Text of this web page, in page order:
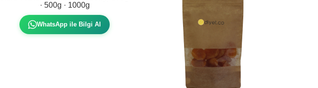
· 500g · 1000g
WhatsApp ile Bilgi Al